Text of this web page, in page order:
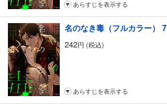
あらすじを表示する
名のなき毒（フルカラー） 7
242円 (税込)
あらすじを表示する